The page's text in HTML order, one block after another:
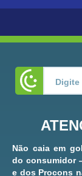
Não caia em
do consumidor
e dos Procons